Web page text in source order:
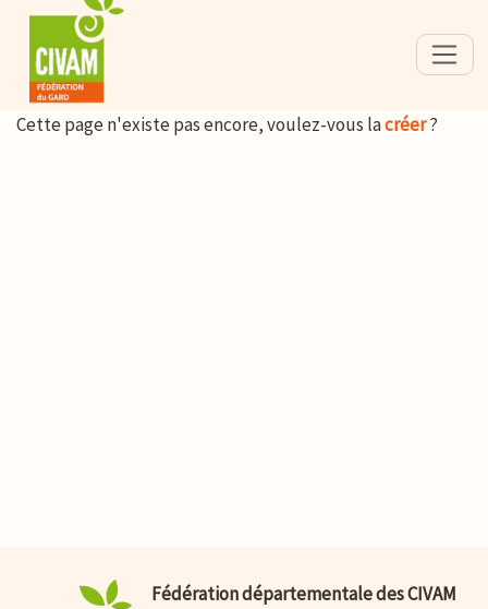
Cette page n'existe pas encore, voulez-vous lacréer?
Fédération départementale des CIVAM